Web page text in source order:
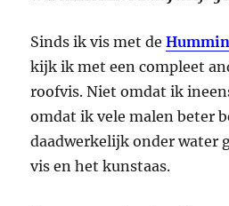
Sinds ik vis met de
kijk ik met een compleet
roofvis. Niet omdat ik
omdat ik vele malen beter
daadwerkelijk onder water
vis en het kunstaas.